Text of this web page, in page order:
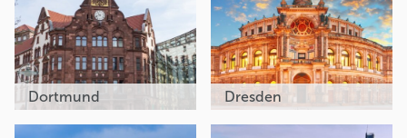
Dortmund Dresden